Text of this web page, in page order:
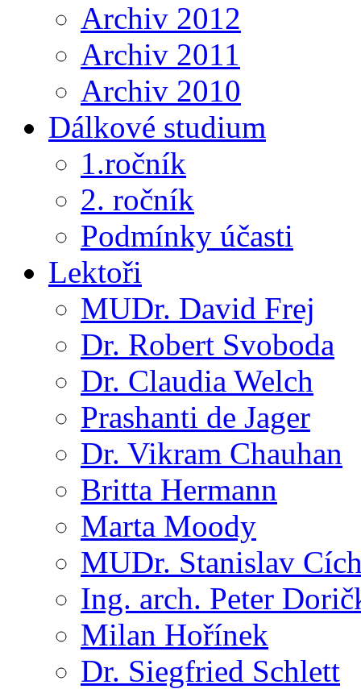
Archiv 2012
Archiv 2011
Archiv 2010
Dálkové studium
1.ročník
2. ročník
Podmínky účasti
Lektoři
MUDr. David Frej
Dr. Robert Svoboda
Dr. Claudia Welch
Prashanti de Jager
Dr. Vikram Chauhan
Britta Hermann
Marta Moody
MUDr. Stanislav
Ing. arch. Peter
Milan Hořínek
Dr. Siegfried Schlett